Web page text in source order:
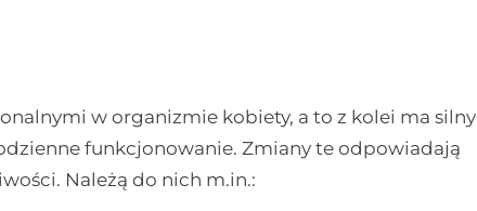
w organizmie kobiety, a to z kolei ma silny
funkcjonowanie. Zmiany te odpowiadają
Należą do nich m.in.: